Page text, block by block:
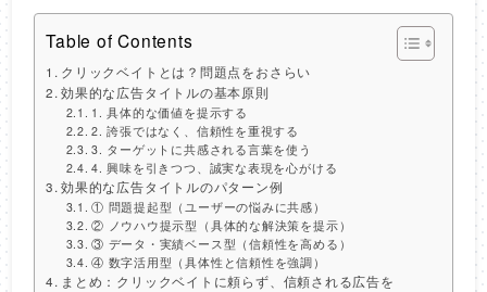
Table of Contents
クリックベイトとは？問題点をおさらい
効果的な広告タイトルの基本原則
1. 具体的な価値を提示する
2. 誇張ではなく、信頼性を重視する
3. ターゲットに共感される言葉を使う
4. 興味を引きつつ、誠実な表現を心がける
効果的な広告タイトルのパターン例
① 問題提起型（ユーザーの悩みに共感）
② ノウハウ提示型（具体的な解決策を提示）
③ データ・実績ベース型（信頼性を高める）
④ 数字活用型（具体性と信頼性を強調）
まとめ：クリックベイトに頼らず、信頼される広告を